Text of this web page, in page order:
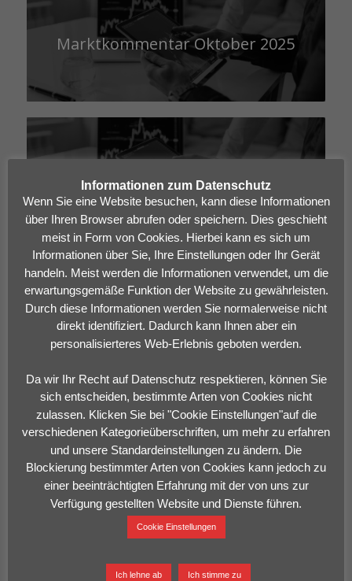
Marktkommentar Oktober 2025
Marktkommentar April 2025
Marktkommentar Jänner 2025
Marktkommentar Oktober 2024
Informationen zum Datenschutz
Wenn Sie eine Website besuchen, kann diese Informationen
über Ihren Browser abrufen oder speichern. Dies geschieht
meist in Form von Cookies. Hierbei kann es sich um
Informationen über Sie, Ihre Einstellungen oder Ihr Gerät
handeln. Meist werden die Informationen verwendet, um die
erwartungsgemäße Funktion der Website zu gewährleisten.
Durch diese Informationen werden Sie normalerweise nicht
direkt identifiziert. Dadurch kann Ihnen aber ein
personalisierteres Web-Erlebnis geboten werden.
Da wir Ihr Recht auf Datenschutz respektieren, können Sie
sich entscheiden, bestimmte Arten von Cookies nicht
zulassen. Klicken Sie bei "Cookie Einstellungen"auf die
verschiedenen Kategorieüberschriften, um mehr zu erfahren
und unsere Standardeinstellungen zu ändern. Die
Blockierung bestimmter Arten von Cookies kann jedoch zu
einer beeinträchtigten Erfahrung mit der von uns zur
Verfügung gestellten Website und Dienste führen.
Cookie Einstellungen
Ich lehne ab Ich stimme zu